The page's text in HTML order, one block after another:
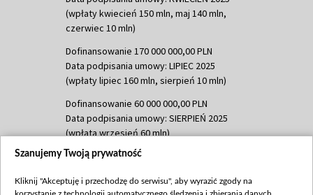
(wpłaty kwiecień 150 mln, maj 140 mln,
czerwiec 10 mln)
Dofinansowanie 170 000 000,00 PLN
Data podpisania umowy: LIPIEC 2025
(wpłaty lipiec 160 mln, sierpień 10 mln)
Dofinansowanie 60 000 000,00 PLN
Data podpisania umowy: SIERPIEŃ 2025
(wpłata wrzesień 60 mln)
Dofinansowanie 635 783 051,21 PLN
(wpłata wrzesień 100 mln, październik 350
Szanujemy Twoją prywatność
Kliknij "Akceptuję i przechodzę do serwisu", aby wyrazić zgody na